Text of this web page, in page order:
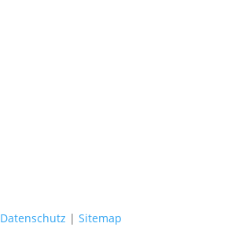
Datenschutz | Sitemap